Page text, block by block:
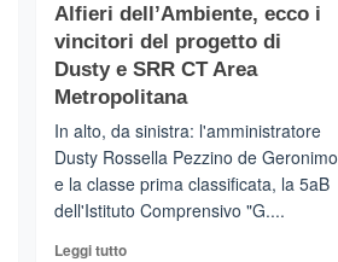
CASTIGLIONE
DI
SICILIA
–
protagonisti
del
Premio
Civitas
Animosa
Alfieri dell’Ambiente, ecco i
vincitori del progetto di
Dusty e SRR CT Area
Metropolitana
In alto, da sinistra: l'amministratore
Dusty Rossella Pezzino de Geronimo
e la classe prima classificata, la 5aB
dell'Istituto Comprensivo "G....
Leggi tuttoLeggi